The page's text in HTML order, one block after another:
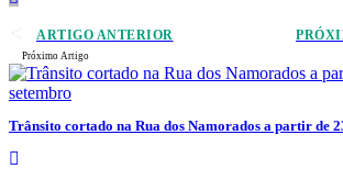
ARTIGO ANTERIOR
Próximo Artigo
Trânsito cortado na Rua dos Namorados a partir de